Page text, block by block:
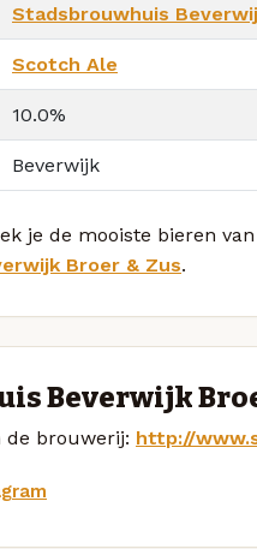
Stadsbrouwhuis
Scotch Ale
10.0%
Beverwijk
je de mooiste bieren
Broer & Zus.
Beverwijk
de brouwerij: http://